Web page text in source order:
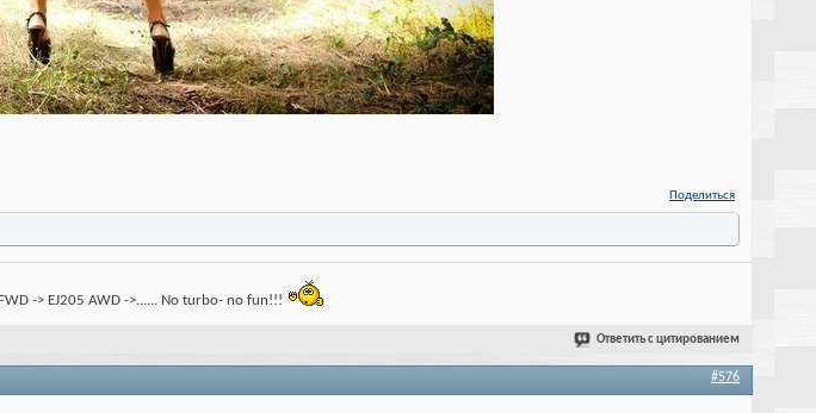
Поделиться
-> EJ205 AWD ->...... No turbo- no fun!!!
Ответить с цитированием
#576